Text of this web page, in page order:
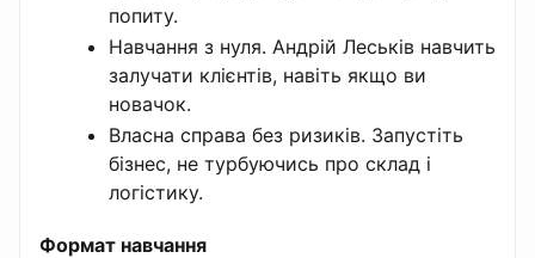
попиту.
Навчання з нуля. Андрій Леськів навчить
залучати клієнтів, навіть якщо ви
новачок.
Власна справа без ризиків. Запустіть
бізнес, не турбуючись про склад і
логістику.
Формат навчання